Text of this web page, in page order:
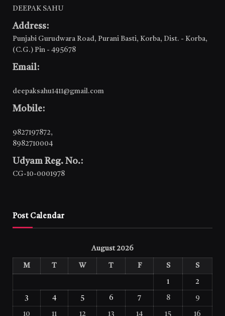
DEEPAK SAHU
Address:
Punjabi Gurudwara Road, Purani Basti, Korba, Dist. - Korba,
(C.G.) Pin - 495678
Email:
deepaksahu1411@gmail.com
Mobile:
9827197872,
8982710004
Udyam Reg. No.:
CG-10-0001978
Post Calendar
August 2026
M T W T F S S
1 2
3 4 5 6 7 8 9
10 11 12 13 14 15 16